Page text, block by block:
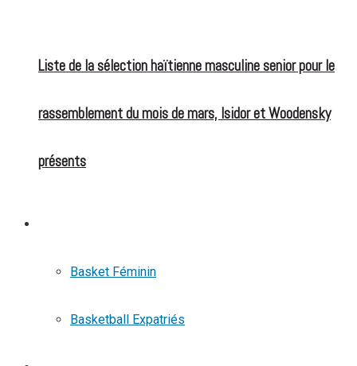
Liste de la sélection haïtienne masculine senior pour le
rassemblement du mois de mars, Isidor et Woodensky
présents
Basket Féminin
Basketball Expatriés